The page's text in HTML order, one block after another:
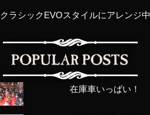
クラシックEVOスタイルにアレンジ中
在庫車いっぱい！